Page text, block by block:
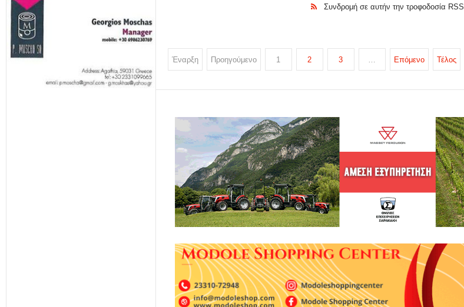
Συνδρομή σε αυτήν την τροφοδοσία RSS
Έναρξη Προηγούμενο 1 2 3 … Επόμενο Τέλος